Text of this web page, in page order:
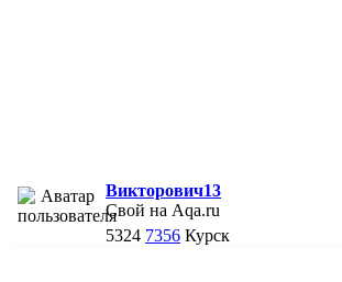
Викторович13
Свой на Aqa.ru
5324 7356 Курск